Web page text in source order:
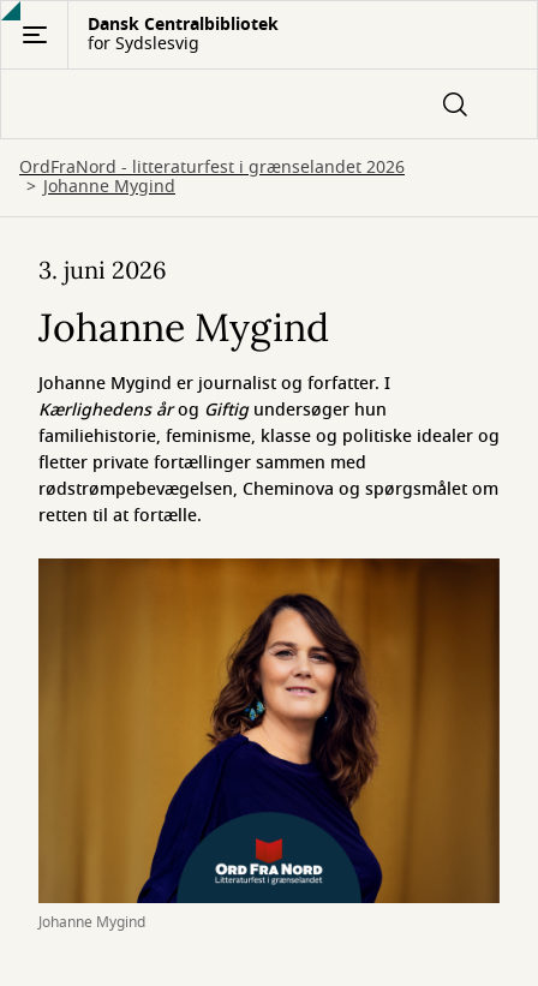
Gå
hovedindhold
Dansk Centralbibliotek
for Sydslesvig
OrdFraNord - litteraturfest i grænselandet 2026
Johanne Mygind
Mygind
Johanne Mygind
3. juni 2026
Johanne Mygind
Johanne Mygind er journalist og forfatter. I
Kærlighedens årog Giftigundersøger hun
familiehistorie, feminisme, klasse og politiske idealer og
fletter private fortællinger sammen med
rødstrømpebevægelsen, Cheminova og spørgsmålet om
retten til at fortælle.